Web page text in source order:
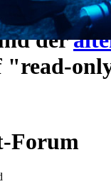
hier
der
"read-
Forum